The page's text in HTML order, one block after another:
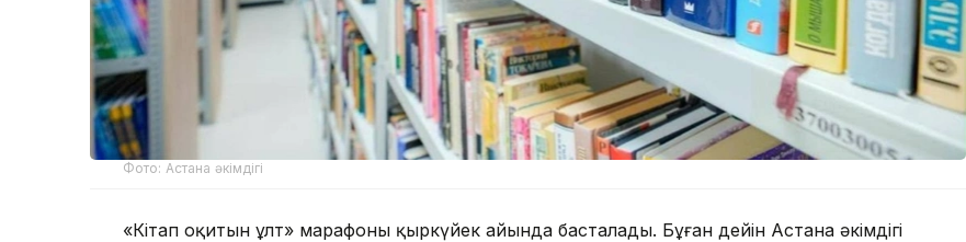
Фото: Астана әкімдігі
«Кітап оқитын ұлт» марафоны қыркүйек айында басталады. Бұған дейін Астана әкімдігі